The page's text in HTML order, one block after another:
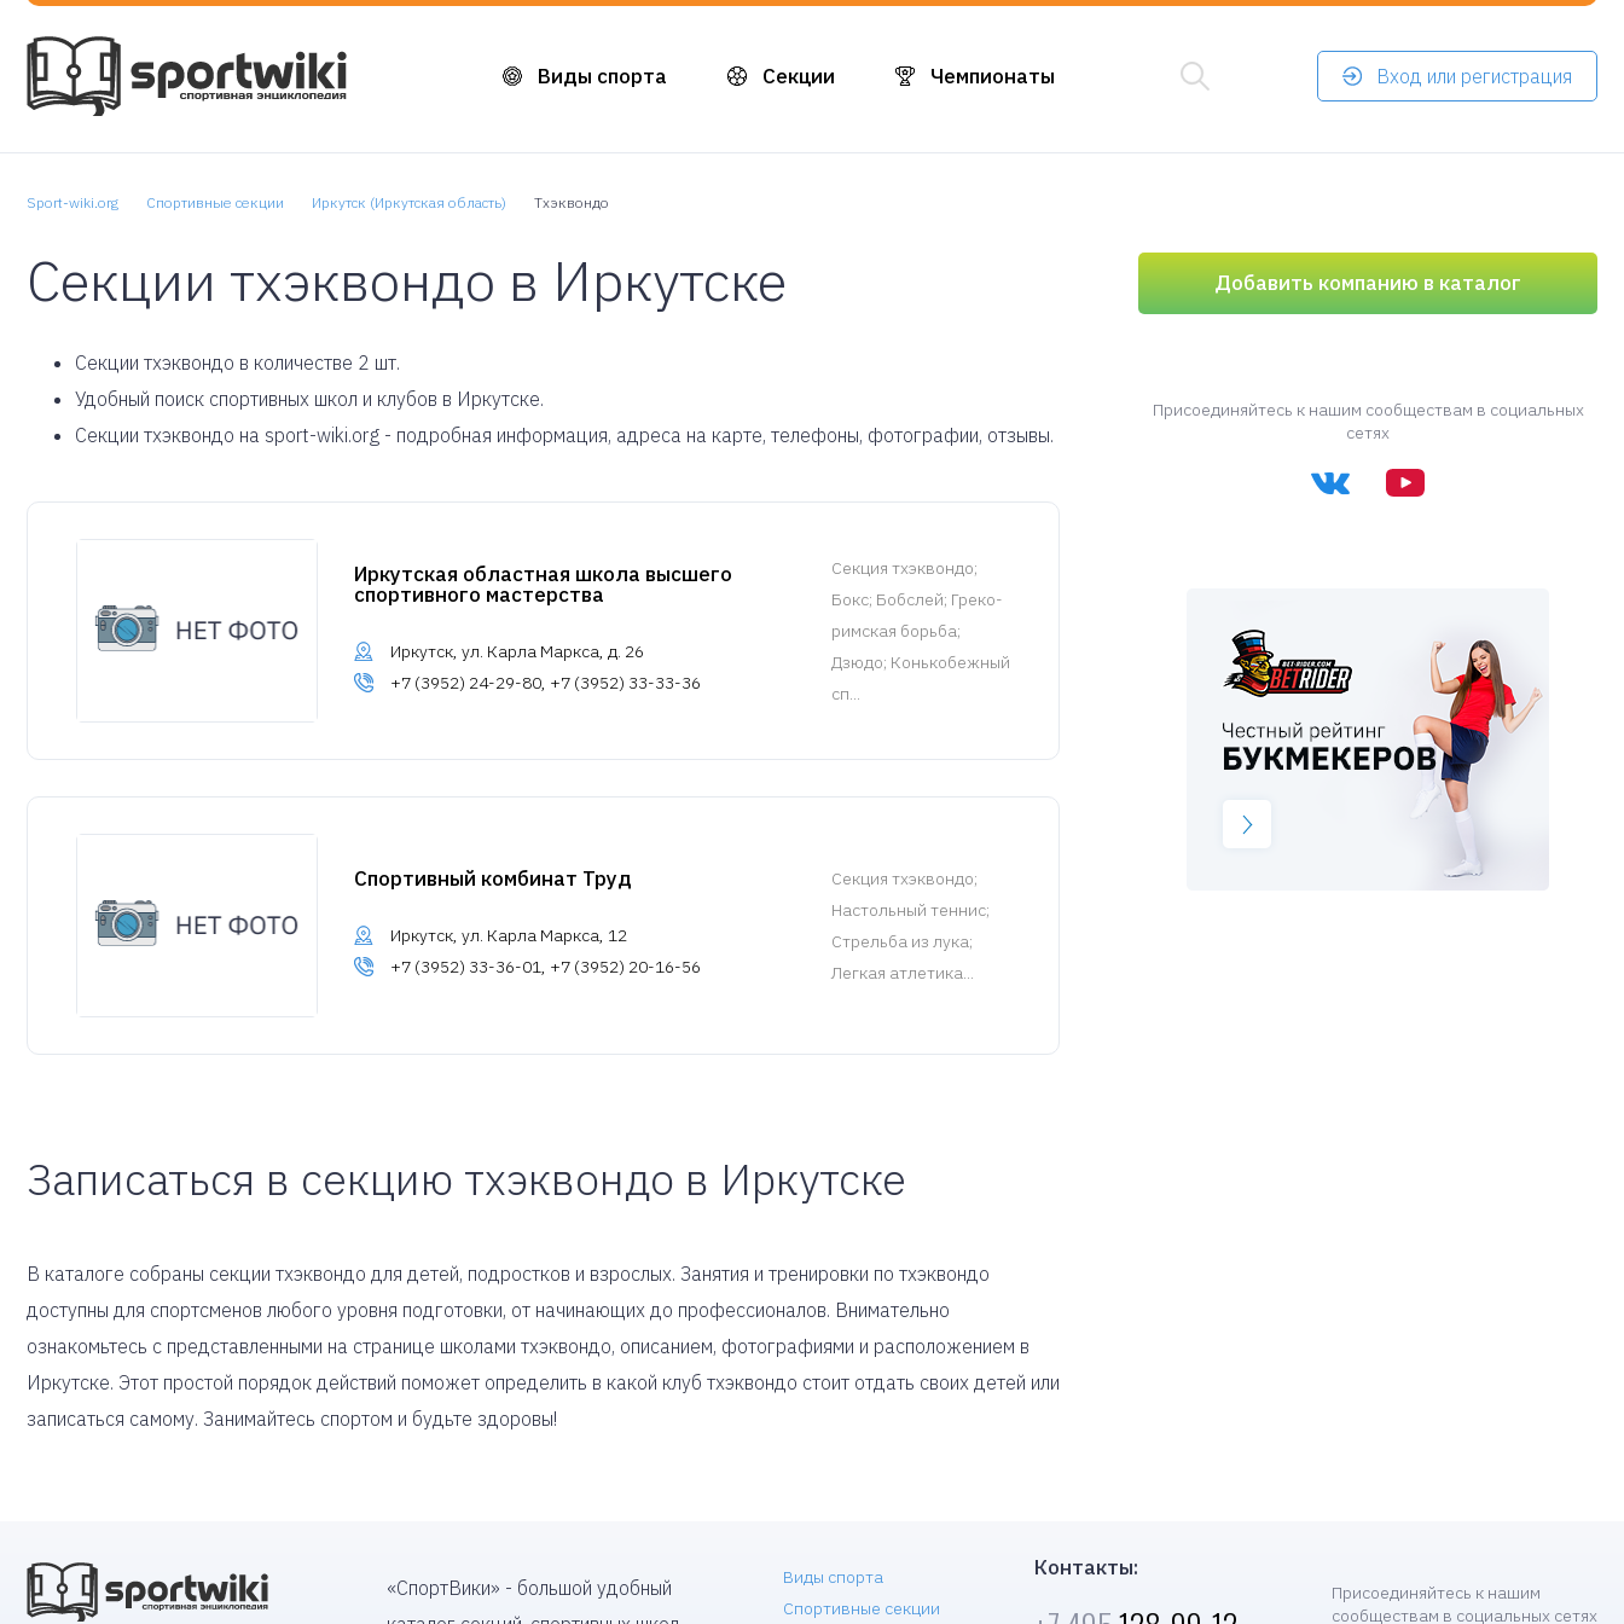
Виды спорта Секции Чемпионаты Вход или регистрация
Sport-wiki.org Спортивные секции Иркутск (Иркутская область) Тхэквондо
Секции тхэквондо в Иркутске
Cекции тхэквондо в количестве 2 шт.
Удобный поиск спортивных школ и клубов в Иркутске.
Секции тхэквондо на sport-wiki.org - подробная информация, адреса на карте, телефоны, фотографии, отзывы.
Иркутская областная школа высшего
спортивного мастерства
Иркутск, ул. Карла Маркса, д. 26
+7 (3952) 24-29-80, +7 (3952) 33-33-36
Cекция тхэквондо;
Бокс; Бобслей; Греко-
римская борьба;
Дзюдо; Конькобежный
сп...
Спортивный комбинат Труд
Иркутск, ул. Карла Маркса, 12
+7 (3952) 33-36-01, +7 (3952) 20-16-56
Cекция тхэквондо;
Настольный теннис;
Стрельба из лука;
Легкая атлетика...
Записаться в секцию тхэквондо в Иркутске
В каталоге собраны секции тхэквондо для детей, подростков и взрослых. Занятия и тренировки по тхэквондо
доступны для спортсменов любого уровня подготовки, от начинающих до профессионалов. Внимательно
ознакомьтесь с представленными на странице школами тхэквондо, описанием, фотографиями и расположением в
Иркутске. Этот простой порядок действий поможет определить в какой клуб тхэквондо стоит отдать своих детей или
записаться самому. Занимайтесь спортом и будьте здоровы!
Добавить компанию в каталог
Присоединяйтесь к нашим сообществам в социальных
сетях
«СпортВики» - большой удобный
Виды спорта
Спортивные секции
Контакты:
Присоединяйтесь к нашим
сообществам в социальных сетях